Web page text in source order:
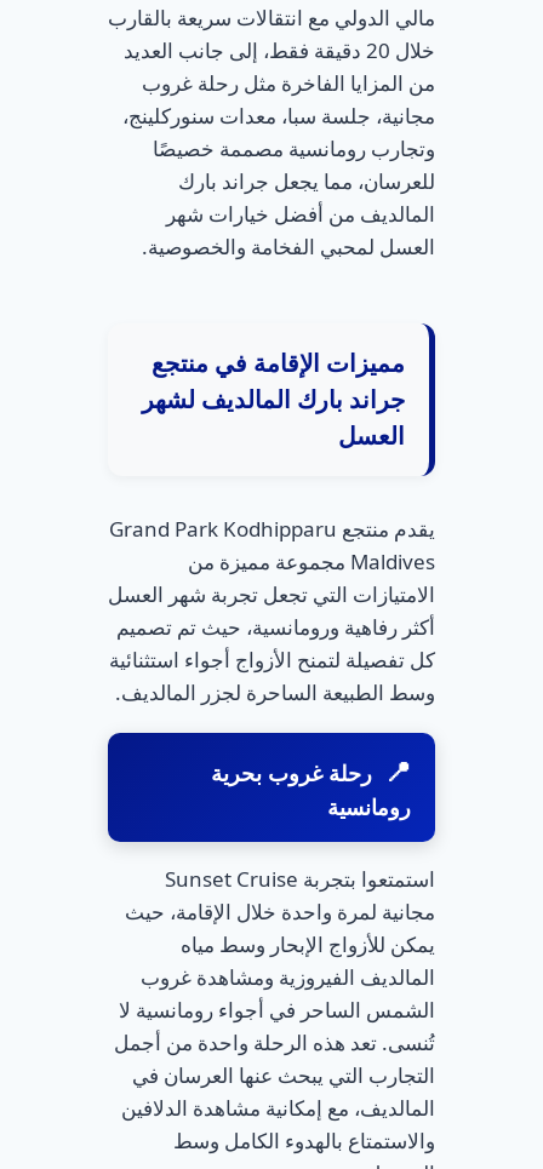
مالي الدولي مع انتقالات سريعة بالقارب
خلال 20 دقيقة فقط، إلى جانب العديد
من المزايا الفاخرة مثل رحلة غروب
مجانية، جلسة سبا، معدات سنوركلينج،
وتجارب رومانسية مصممة خصيصًا
للعرسان، مما يجعل جراند بارك
المالديف من أفضل خيارات شهر
العسل لمحبي الفخامة والخصوصية.
مميزات الإقامة في منتجع
جراند بارك المالديف لشهر
العسل
يقدم منتجع Grand Park Kodhipparu
Maldives مجموعة مميزة من
الامتيازات التي تجعل تجربة شهر العسل
أكثر رفاهية ورومانسية، حيث تم تصميم
كل تفصيلة لتمنح الأزواج أجواء استثنائية
وسط الطبيعة الساحرة لجزر المالديف.
رحلة غروب بحرية
رومانسية
استمتعوا بتجربة Sunset Cruise
مجانية لمرة واحدة خلال الإقامة، حيث
يمكن للأزواج الإبحار وسط مياه
المالديف الفيروزية ومشاهدة غروب
الشمس الساحر في أجواء رومانسية لا
تُنسى. تعد هذه الرحلة واحدة من أجمل
التجارب التي يبحث عنها العرسان في
المالديف، مع إمكانية مشاهدة الدلافين
والاستمتاع بالهدوء الكامل وسط